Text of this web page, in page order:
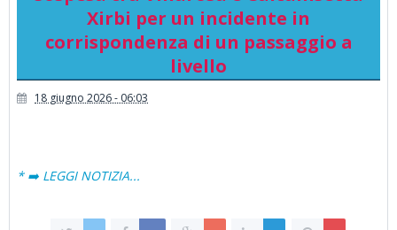
Xirbi per un incidente in
corrispondenza di un passaggio a
livello
18 giugno 2026 - 06:03
* ➡️ LEGGI NOTIZIA...